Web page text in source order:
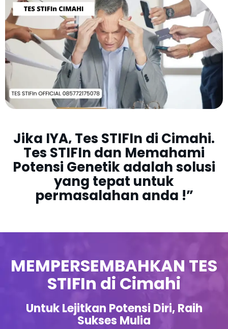
Jika IYA,Tes STIFIn di Cimahi.
Tes STIFIn dan Memahami
Potensi Genetik adalah solusi
yang tepat untuk
permasalahan anda !”
MEMPERSEMBAHKAN TES
STIFIn di Cimahi
Untuk Lejitkan Potensi Diri, Raih
Sukses Mulia